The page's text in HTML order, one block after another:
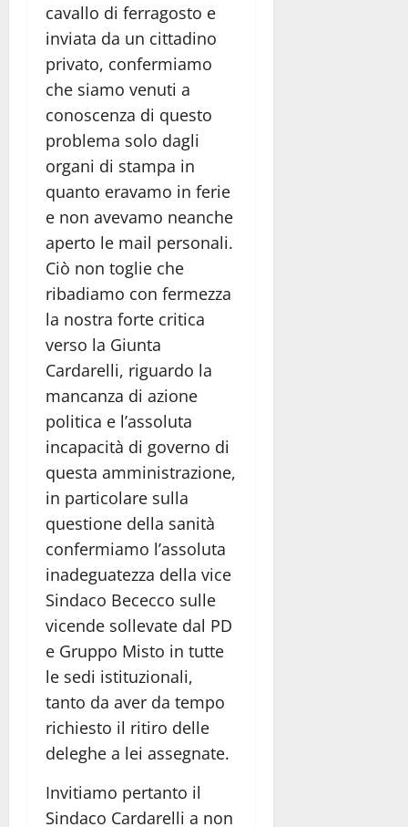
cavallo di ferragosto e
inviata da un cittadino
privato, confermiamo
che siamo venuti a
conoscenza di questo
problema solo dagli
organi di stampa in
quanto eravamo in ferie
e non avevamo neanche
aperto le mail personali.
Ciò non toglie che
ribadiamo con fermezza
la nostra forte critica
verso la Giunta
Cardarelli, riguardo la
mancanza di azione
politica e l’assoluta
incapacità di governo di
questa amministrazione,
in particolare sulla
questione della sanità
confermiamo l’assoluta
inadeguatezza della vice
Sindaco Bececco sulle
vicende sollevate dal PD
e Gruppo Misto in tutte
le sedi istituzionali,
tanto da aver da tempo
richiesto il ritiro delle
deleghe a lei assegnate.
Invitiamo pertanto il
Sindaco Cardarelli a non